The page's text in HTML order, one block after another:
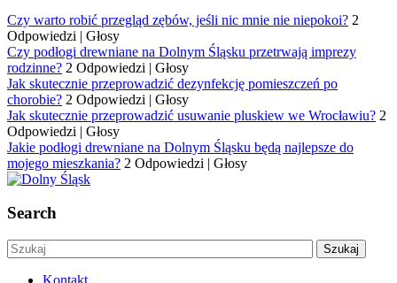
Czy warto robić przegląd zębów, jeśli nic mnie nie niepokoi? 2
Odpowiedzi | Głosy
Czy podłogi drewniane na Dolnym Śląsku przetrwają imprezy
rodzinne? 2 Odpowiedzi | Głosy
Jak skutecznie przeprowadzić dezynfekcję pomieszczeń po
chorobie? 2 Odpowiedzi | Głosy
Jak skutecznie przeprowadzić usuwanie pluskiew we Wrocławiu? 2
Odpowiedzi | Głosy
Jakie podłogi drewniane na Dolnym Śląsku będą najlepsze do
mojego mieszkania? 2 Odpowiedzi | Głosy
Search
Kontakt